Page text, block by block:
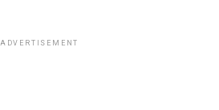
ADVERTISEMENT